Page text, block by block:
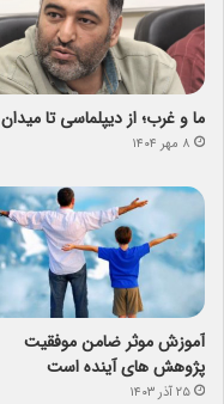
ما و غرب؛ از دیپلماسی تا میدان
۸ مهر ۱۴۰۴
آموزش موثر ضامن موفقیت
پژوهش های آینده است
۲۵ آذر ۱۴۰۳